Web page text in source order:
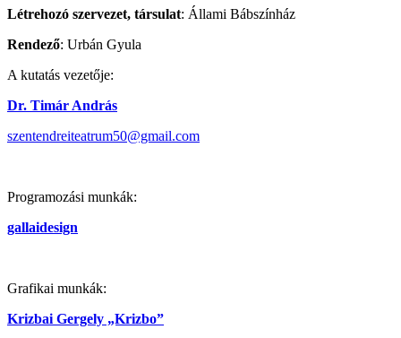
Létrehozó szervezet, társulat: Állami Bábszínház
Rendező: Urbán Gyula
A kutatás vezetője:
Dr. Timár András
szentendreiteatrum50@gmail.com
Programozási munkák:
gallaidesign
Grafikai munkák:
Krizbai Gergely „Krizbo”